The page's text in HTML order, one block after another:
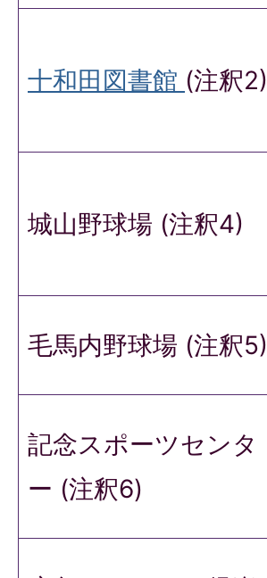
十和田図書館 (注釈2)
城山野球場 (注釈4)
毛馬内野球場 (注釈5)
記念スポーツセンタ
ー (注釈6)